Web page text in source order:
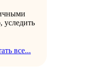
уследить
все...